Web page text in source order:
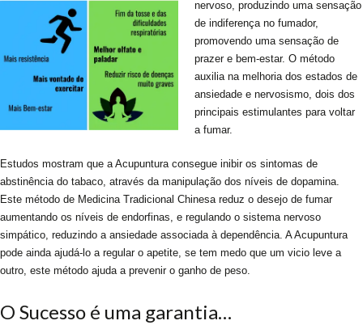
nervoso, produzindo uma sensação
de indiferença no fumador,
promovendo uma sensação de
prazer e bem-estar. O método
auxilia na melhoria dos estados de
ansiedade e nervosismo, dois dos
principais estimulantes para voltar
a fumar.
Estudos mostram que a Acupuntura consegue inibir os sintomas de
abstinência do tabaco, através da manipulação dos níveis de dopamina.
Este método de Medicina Tradicional Chinesa reduz o desejo de fumar
aumentando os níveis de endorfinas, e regulando o sistema nervoso
simpático, reduzindo a ansiedade associada à dependência. A Acupuntura
pode ainda ajudá-lo a regular o apetite, se tem medo que um vicio leve a
outro, este método ajuda a prevenir o ganho de peso.
O Sucesso é uma garantia…